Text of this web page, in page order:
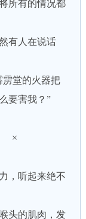
所有的情况都
有人在说话
堂的火器把
要害我？”
，听起来绝不
头的肌肉，发